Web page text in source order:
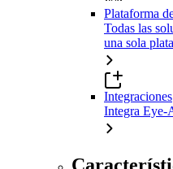
Plataforma
Todas las
una sola
Integraciones
Integra Eye-